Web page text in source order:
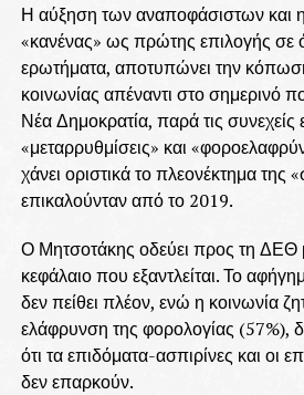
Η αύξηση των αναποφάσιστων και η
«κανένας» ως πρώτης επιλογής σε
ερωτήματα, αποτυπώνει την
κοινωνίας απέναντι στο σημερινό
Νέα Δημοκρατία, παρά τις συνεχείς
«μεταρρυθμίσεις» και
χάνει οριστικά το πλεονέκτημα της
επικαλούνταν από το 2019.
Ο Μητσοτάκης οδεύει προς τη ΔΕΘ
κεφάλαιο που εξαντλείται. Το
δεν πείθει πλέον, ενώ η κοινωνία
ελάφρυνση της φορολογίας (57%),
ότι τα επιδόματα-ασπιρίνες και οι
δεν επαρκούν.